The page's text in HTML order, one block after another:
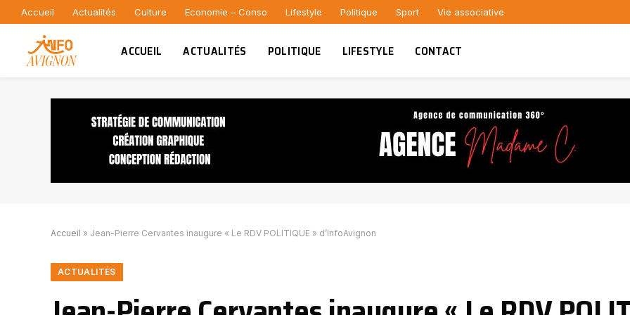
Accueil Actualités Culture Economie – Conso Lifestyle Politique Sport Vie associative
ACCUEIL ACTUALITÉS POLITIQUE LIFESTYLE CONTACT
Accueil » Jean-Pierre Cervantes inaugure « Le RDV POLITIQUE » d’InfoAvignon
ACTUALITÉS